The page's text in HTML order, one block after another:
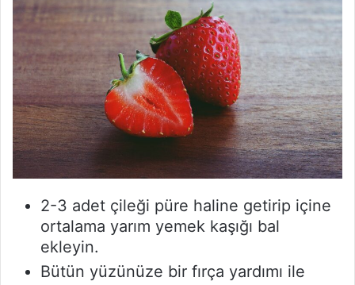
2-3 adet çileği püre haline getirip içine
ortalama yarım yemek kaşığı bal
ekleyin.
Bütün yüzünüze bir fırça yardımı ile